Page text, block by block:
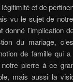
et de
vu le sujet de
l’implication
du mariage,
de famille qui
pierre à ce
mais aussi la